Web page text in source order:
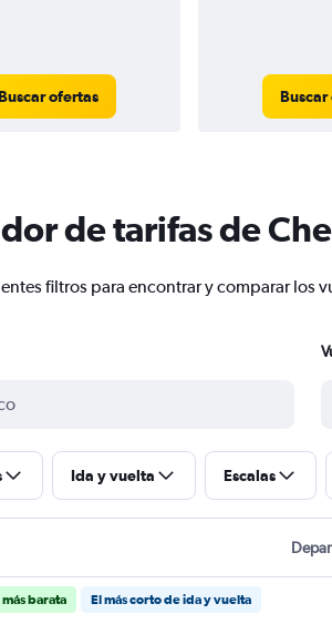
ofertas
de tarifas de
filtros para encontrar y comparar los
Ida y vuelta Escalas
barata El más corto de ida y vuelta